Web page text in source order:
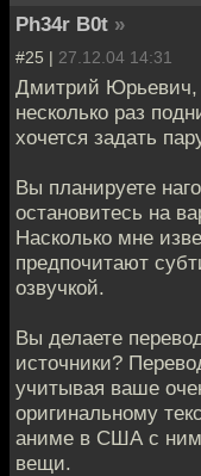
Ph34r B0t »
#25 | 27.12.04 14:31
Дмитрий Юрьевич,
несколько раз
хочется задать
Вы планируете
остановитесь на
Насколько мне
предпочитают
озвучкой.
Вы делаете
источники?
учитывая ваше
оригинальному
аниме в США с ним
вещи.